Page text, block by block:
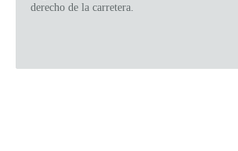
derecho de la carretera.